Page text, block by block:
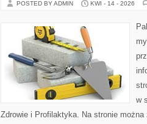
POSTED BY ADMIN KWI - 14 - 2026
w
Zdrowie i Profilaktyka. Na stronie